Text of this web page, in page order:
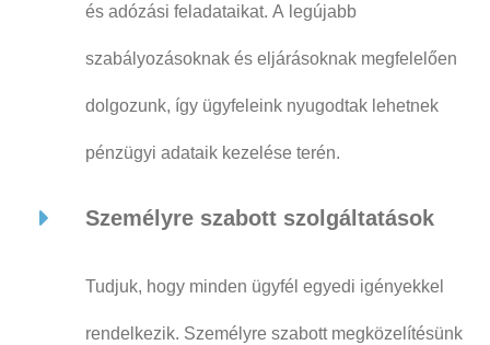
és adózási feladataikat. A legújabb
szabályozásoknak és eljárásoknak megfelelően
dolgozunk, így ügyfeleink nyugodtak lehetnek
pénzügyi adataik kezelése terén.
Személyre szabott szolgáltatások
Tudjuk, hogy minden ügyfél egyedi igényekkel
rendelkezik. Személyre szabott megközelítésünk